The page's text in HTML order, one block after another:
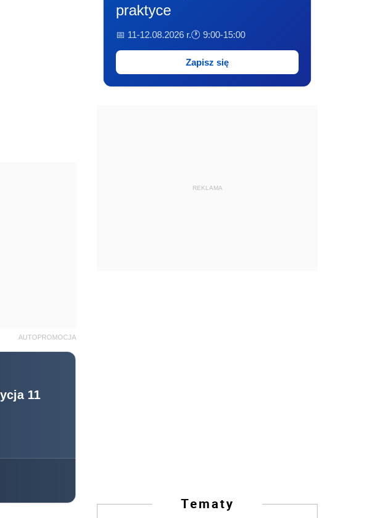
AUTOPROMOCJA
11
praktyce
📅 11-12.08.2026 r.🕐 9:00-15:00
Zapisz się
REKLAMA
Tematy